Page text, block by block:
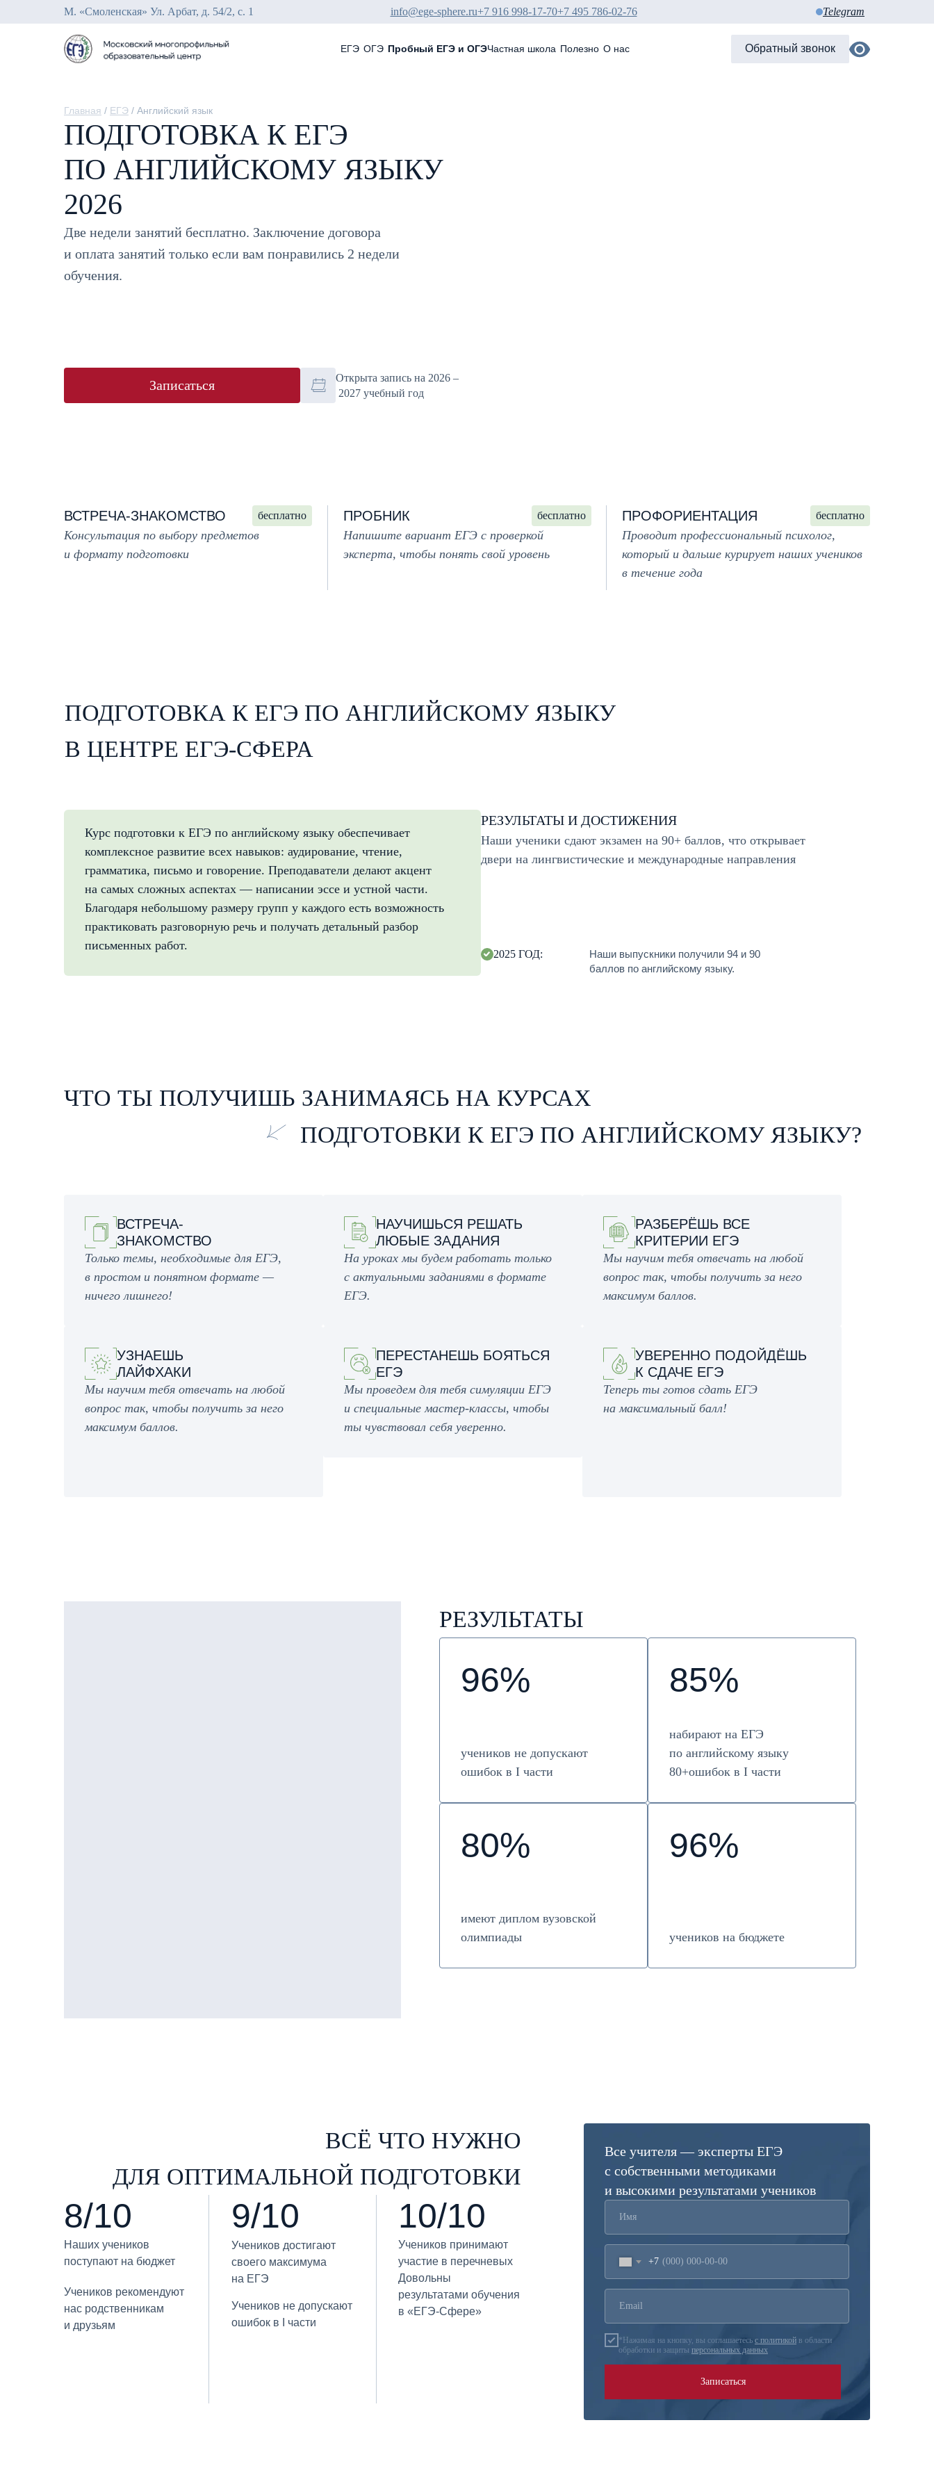
М. «Смоленская» Ул. Арбат, д. 54/2, с. 1 info@ege-sphere.ru+7 916 998-17-70+7 495 786-02-76 Telegram
ЕГЭ ОГЭ Пробный ЕГЭ и ОГЭЧастная школа Полезно О нас Обратный звонок
Главная / ЕГЭ / Английский язык
ПОДГОТОВКА К ЕГЭ
ПО АНГЛИЙСКОМУ ЯЗЫКУ
2026
Две недели занятий бесплатно. Заключение договора
и оплата занятий только если вам понравились 2 недели
обучения.
Записаться
Открыта запись на 2026 –
2027 учебный год
ВСТРЕЧА-ЗНАКОМСТВО бесплатно
Консультация по выбору предметов
и формату подготовки
ПРОБНИК бесплатно
Напишите вариант ЕГЭ с проверкой
эксперта, чтобы понять свой уровень
ПРОФОРИЕНТАЦИЯ бесплатно
Проводит профессиональный психолог,
который и дальше курирует наших учеников
в течение года
ПОДГОТОВКА К ЕГЭ ПО АНГЛИЙСКОМУ ЯЗЫКУ
В ЦЕНТРЕ ЕГЭ-СФЕРА
Курс подготовки к ЕГЭ по английскому языку обеспечивает
комплексное развитие всех навыков: аудирование, чтение,
грамматика, письмо и говорение. Преподаватели делают акцент
на самых сложных аспектах — написании эссе и устной части.
Благодаря небольшому размеру групп у каждого есть возможность
практиковать разговорную речь и получать детальный разбор
письменных работ.
РЕЗУЛЬТАТЫ И ДОСТИЖЕНИЯ
Наши ученики сдают экзамен на 90+ баллов, что открывает
двери на лингвистические и международные направления
2025 ГОД:
Наши выпускники получили 94 и 90
баллов по английскому языку.
ЧТО ТЫ ПОЛУЧИШЬ ЗАНИМАЯСЬ НА КУРСАХ
ПОДГОТОВКИ К ЕГЭ ПО АНГЛИЙСКОМУ ЯЗЫКУ?
ВСТРЕЧА-
ЗНАКОМСТВО
Только темы, необходимые для ЕГЭ,
в простом и понятном формате —
ничего лишнего!
НАУЧИШЬСЯ РЕШАТЬ
ЛЮБЫЕ ЗАДАНИЯ
На уроках мы будем работать только
с актуальными заданиями в формате
ЕГЭ.
РАЗБЕРЁШЬ ВСЕ
КРИТЕРИИ ЕГЭ
Мы научим тебя отвечать на любой
вопрос так, чтобы получить за него
максимум баллов.
УЗНАЕШЬ
ЛАЙФХАКИ
Мы научим тебя отвечать на любой
вопрос так, чтобы получить за него
максимум баллов.
ПЕРЕСТАНЕШЬ БОЯТЬСЯ
ЕГЭ
Мы проведем для тебя симуляции ЕГЭ
и специальные мастер-классы, чтобы
ты чувствовал себя уверенно.
УВЕРЕННО ПОДОЙДЁШЬ
К СДАЧЕ ЕГЭ
Теперь ты готов сдать ЕГЭ
на максимальный балл!
РЕЗУЛЬТАТЫ
96%
учеников не допускают
ошибок в I части
85%
набирают на ЕГЭ
по английскому языку
80+ошибок в I части
80%
имеют диплом вузовской
олимпиады
96%
учеников на бюджете
Все учителя — эксперты ЕГЭ
с собственными методиками
и высокими результатами учеников
+7
*Нажимая на кнопку, вы соглашаетесь с политикой в области
обработки и защиты персональных данных
Записаться
ВСЁ ЧТО НУЖНО
ДЛЯ ОПТИМАЛЬНОЙ ПОДГОТОВКИ
8/10
Наших учеников
поступают на бюджет
Учеников рекомендуют
нас родственникам
и друзьям
9/10
Учеников достигают
своего максимума
на ЕГЭ
Учеников не допускают
ошибок в I части
10/10
Учеников принимают
участие в перечневых
Довольны
результатами обучения
в «ЕГЭ-Сфере»